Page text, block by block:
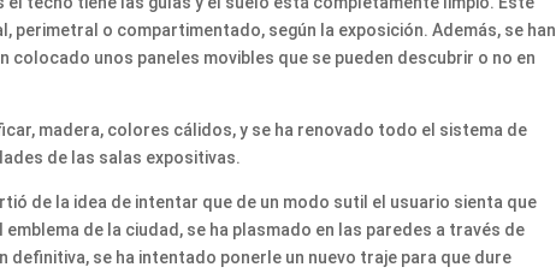
o compartimentado, según la exposición. Además, se han
colocado unos paneles movibles que se pueden descubrir o no en
madera, colores cálidos, y se ha renovado todo el sistema de
de las salas expositivas.
de la idea de intentar que de un modo sutil el usuario sienta que
de la ciudad, se ha plasmado en las paredes a través de
definitiva, se ha intentado ponerle un nuevo traje para que dure